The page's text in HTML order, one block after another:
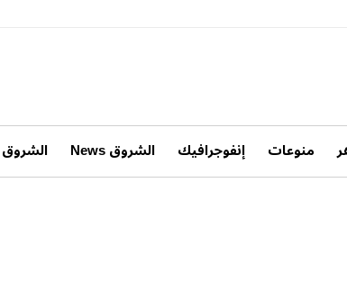
منوعات إنفوجرافيك الشروق News الشروق TV